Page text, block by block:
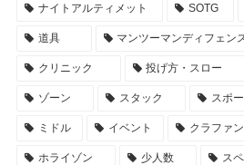
ナイトアルティメット SOTG
道具 マンツーマンディフェン
クリニック 投げ方・スロー
ゾーン スタック スポ
ミドル イベント クラファン
ホライゾン 少人数 ス